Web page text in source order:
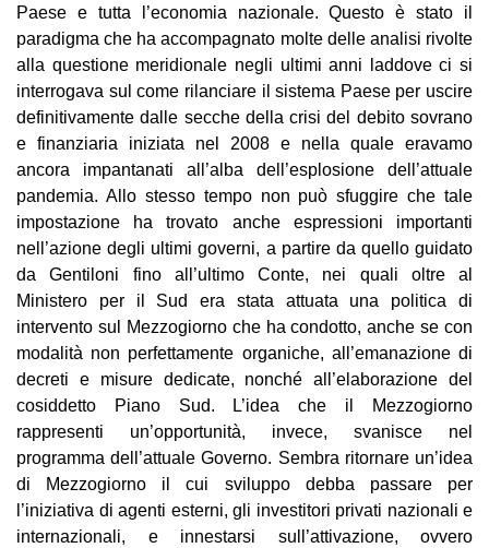
Paese e tutta l’economia nazionale. Questo è stato il
paradigma che ha accompagnato molte delle analisi rivolte
alla questione meridionale negli ultimi anni laddove ci si
interrogava sul come rilanciare il sistema Paese per uscire
definitivamente dalle secche della crisi del debito sovrano
e finanziaria iniziata nel 2008 e nella quale eravamo
ancora impantanati all’alba dell’esplosione dell’attuale
pandemia. Allo stesso tempo non può sfuggire che tale
impostazione ha trovato anche espressioni importanti
nell’azione degli ultimi governi, a partire da quello guidato
da Gentiloni fino all’ultimo Conte, nei quali oltre al
Ministero per il Sud era stata attuata una politica di
intervento sul Mezzogiorno che ha condotto, anche se con
modalità non perfettamente organiche, all’emanazione di
decreti e misure dedicate, nonché all’elaborazione del
cosiddetto Piano Sud. L’idea che il Mezzogiorno
rappresenti un’opportunità, invece, svanisce nel
programma dell’attuale Governo. Sembra ritornare un’idea
di Mezzogiorno il cui sviluppo debba passare per
l’iniziativa di agenti esterni, gli investitori privati nazionali e
internazionali, e innestarsi sull’attivazione, ovvero